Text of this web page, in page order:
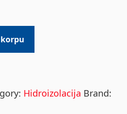
Hidroizolacija Brand: